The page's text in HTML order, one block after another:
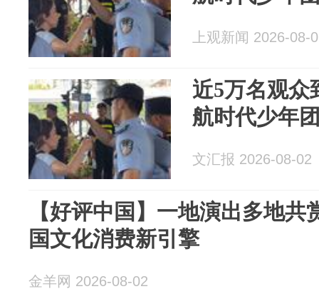
上观新闻 2026-08-
近5万名观众
航时代少年
文汇报 2026-08-02
【好评中国】一地演出多地共
国文化消费新引擎
金羊网 2026-08-02